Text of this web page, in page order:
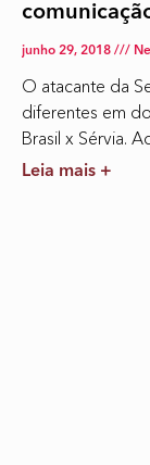
junho 29, 2018
O atacante da
diferentes em
Brasil x Sérvia.
Leia mais +